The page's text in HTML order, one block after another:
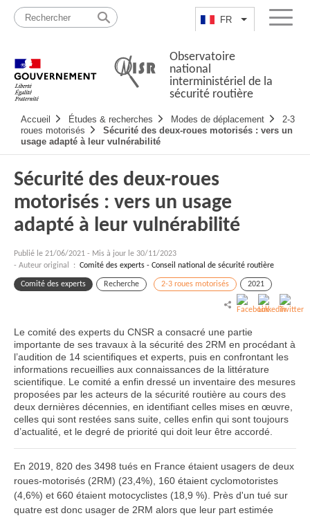
Passer
contenu
FR Lister lesMenu
Observatoire
national
interministériel de la
sécurité routière
principale
Accueil Études & recherches Modes de déplacement
2-3
roues motorisés
Sécurité des deux-roues motorisés : vers un
usage adapté à leur vulnérabilité
Sécurité des deux-roues
motorisés : vers un usage
adapté à leur vulnérabilité
Publié le 21/06/2021 - Mis à jour le 30/11/2023
- Auteur original : Comité des experts - Conseil national de sécurité routière
Comité des experts Recherche 2-3 roues motorisés 2021
Le comité des experts du CNSR a consacré une partie
importante de ses travaux à la sécurité des 2RM en procédant à
l’audition de 14 scientifiques et experts, puis en confrontant les
informations recueillies aux connaissances de la littérature
scientifique. Le comité a enfin dressé un inventaire des mesures
proposées par les acteurs de la sécurité routière au cours des
deux dernières décennies, en identifiant celles mises en œuvre,
celles qui sont restées sans suite, celles enfin qui sont toujours
d’actualité, et le degré de priorité qui doit leur être accordé.
En 2019, 820 des 3498 tués en France étaient usagers de deux
roues-motorisés (2RM) (23,4%), 160 étaient cyclomotoristes
(4,6%) et 660 étaient motocyclistes (18,9 %). Près d'un tué sur
quatre est donc usager de 2RM alors que leur part estimée